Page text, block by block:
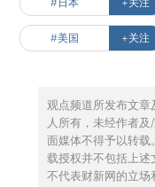
#美国 +关注
观点频道所发布文章
人所有，未经作者
面媒体不得予以转载
载授权并不包括上述
不代表财新网的立场